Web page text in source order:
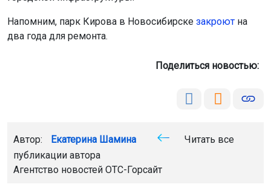
Напомним, парк Кирова в Новосибирске закроют на
два года для ремонта.
Поделиться новостью:
Автор: Екатерина Шамина
Читать все
публикации автора
Агентство новостей ОТС-Горсайт